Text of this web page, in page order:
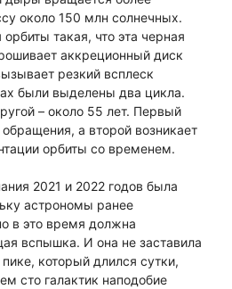
около 150 млн солнечных.
такая, что эта черная
аккреционный диск
резкий всплеск
были выделены два цикла.
– около 55 лет. Первый
а второй возникает
орбиты со временем.
2021 и 2022 годов была
астрономы ранее
в это время должна
вспышка. И она не заставила
который длился сутки,
сто галактик наподобие